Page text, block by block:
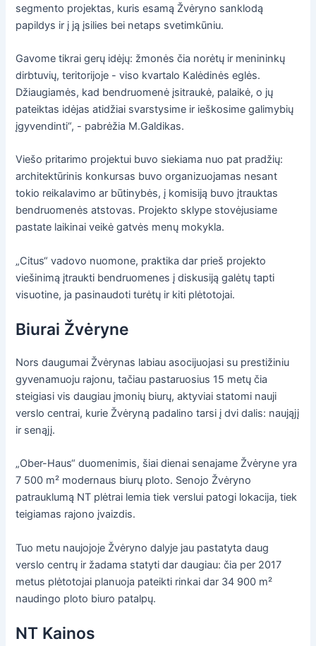
segmento projektas, kuris esamą Žvėryno sanklodą
papildys ir į ją įsilies bei netaps svetimkūniu.
Gavome tikrai gerų idėjų: žmonės čia norėtų ir menininkų
dirbtuvių, teritorijoje - viso kvartalo Kalėdinės eglės.
Džiaugiamės, kad bendruomenė įsitraukė, palaikė, o jų
pateiktas idėjas atidžiai svarstysime ir ieškosime galimybių
įgyvendinti“, - pabrėžia M.Galdikas.
Viešo pritarimo projektui buvo siekiama nuo pat pradžių:
architektūrinis konkursas buvo organizuojamas nesant
tokio reikalavimo ar būtinybės, į komisiją buvo įtrauktas
bendruomenės atstovas. Projekto sklype stovėjusiame
pastate laikinai veikė gatvės menų mokykla.
„Citus“ vadovo nuomone, praktika dar prieš projekto
viešinimą įtraukti bendruomenes į diskusiją galėtų tapti
visuotine, ja pasinaudoti turėtų ir kiti plėtotojai.
Biurai Žvėryne
Nors daugumai Žvėrynas labiau asocijuojasi su prestižiniu
gyvenamuoju rajonu, tačiau pastaruosius 15 metų čia
steigiasi vis daugiau įmonių biurų, aktyviai statomi nauji
verslo centrai, kurie Žvėryną padalino tarsi į dvi dalis: naująjį
ir senąjį.
„Ober-Haus“ duomenimis, šiai dienai senajame Žvėryne yra
7 500 m² modernaus biurų ploto. Senojo Žvėryno
patrauklumą NT plėtrai lemia tiek verslui patogi lokacija, tiek
teigiamas rajono įvaizdis.
Tuo metu naujojoje Žvėryno dalyje jau pastatyta daug
verslo centrų ir žadama statyti dar daugiau: čia per 2017
metus plėtotojai planuoja pateikti rinkai dar 34 900 m²
naudingo ploto biuro patalpų.
NT Kainos